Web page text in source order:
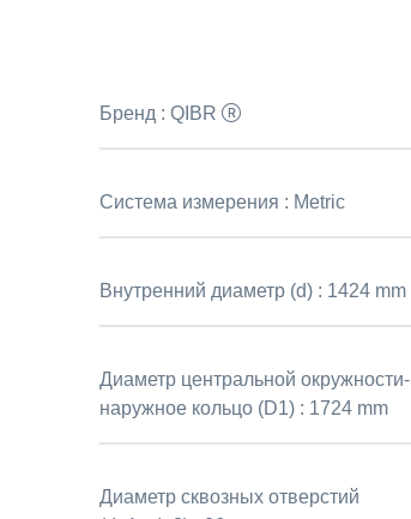
Бренд :QIBR
Система измерения : Metric
Внутренний диаметр (d) : 1424 mm
Диаметр центральной окружности-
наружное кольцо (D1) : 1724 mm
Диаметр сквозных отверстий